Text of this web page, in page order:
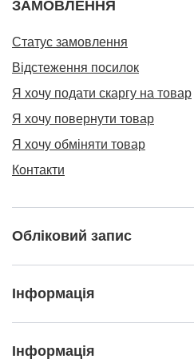
ЗАМОВЛЕННЯ
Статус замовлення
Відстеження посилок
Я хочу подати скаргу на товар
Я хочу повернути товар
Я хочу обміняти товар
Контакти
Обліковий запис
Інформація
Інформація